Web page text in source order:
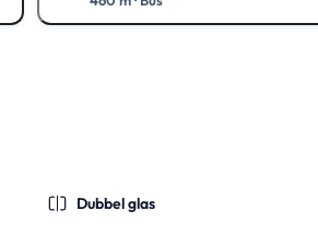
Toon op de kaart
Dubbel glas